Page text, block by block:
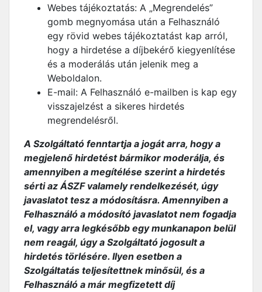
Webes tájékoztatás: A „Megrendelés”
gomb megnyomása után a Felhasználó
egy rövid webes tájékoztatást kap arról,
hogy a hirdetése a díjbekérő kiegyenlítése
és a moderálás után jelenik meg a
Weboldalon.
E-mail: A Felhasználó e-mailben is kap egy
visszajelzést a sikeres hirdetés
megrendelésről.
A Szolgáltató fenntartja a jogát arra, hogy a
megjelenő hirdetést bármikor moderálja, és
amennyiben a megítélése szerint a hirdetés
sérti az ÁSZF valamely rendelkezését, úgy
javaslatot tesz a módosításra. Amennyiben a
Felhasználó a módosító javaslatot nem fogadja
el, vagy arra legkésőbb egy munkanapon belül
nem reagál, úgy a Szolgáltató jogosult a
hirdetés törlésére. Ilyen esetben a
Szolgáltatás teljesítettnek minősül, és a
Felhasználó a már megfizetett díj